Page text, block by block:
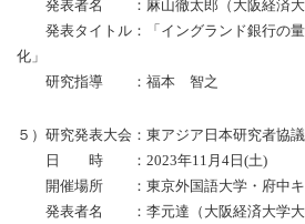
発表者名 ：麻山徹太郎（大阪経済大
発表タイトル：「イングランド銀行の量
化」
研究指導 ：福本 智之
５）研究発表大会：東アジア日本研究者協
日 時 ：2023年11月4日(土)
開催場所 ：東京外国語大学・府中キ
発表者名 ：李元達（大阪経済大学大